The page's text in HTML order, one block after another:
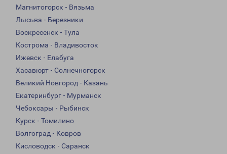
Магнитогорск - Вязьма
Лысьва - Березники
Воскресенск - Тула
Кострома - Владивосток
Ижевск - Елабуга
Хасавюрт - Солнечногорск
Великий Новгород - Казань
Екатеринбург - Мурманск
Чебоксары - Рыбинск
Курск - Томилино
Волгоград - Ковров
Кисловодск - Саранск